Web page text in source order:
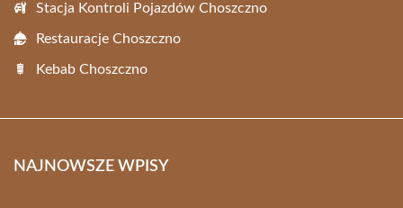
Stacja Kontroli Pojazdów Choszczno
Restauracje Choszczno
Kebab Choszczno
NAJNOWSZE WPISY